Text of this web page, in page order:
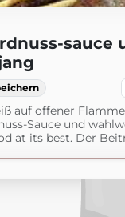
sauce
auf offener
Sauce und
at its best. Der